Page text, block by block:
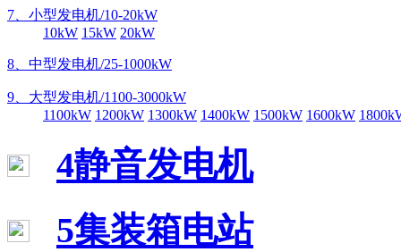
7、小型发电机/10-20kW
10kW 15kW 20kW
8、中型发电机/25-1000kW
9、大型发电机/1100-3000kW
1100kW 1200kW 1300kW 1400kW 1500kW 1600kW
4静音发电机
5集装箱电站